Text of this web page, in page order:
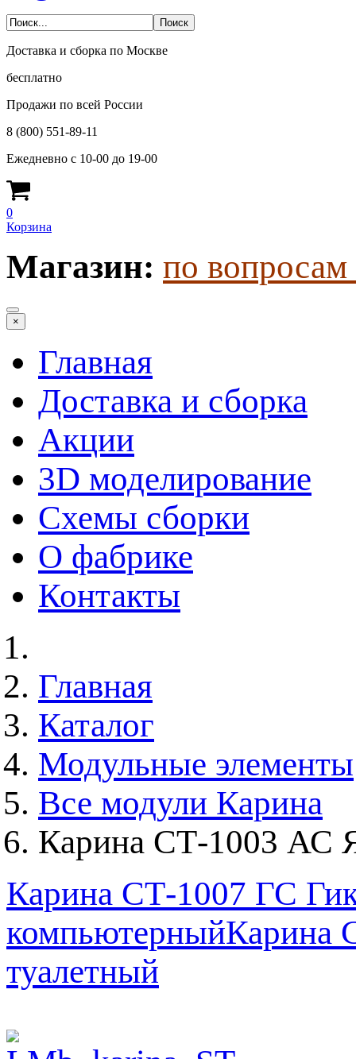
Доставка и сборка по Москве
бесплатно
Продажи по всей России
8 (800) 551-89-11
Ежедневно с 10-00 до 19-00
0
Корзина
Магазин: по
×
Главная
Доставка и сборка
Акции
3D моделирование
Схемы сборки
О фабрике
Контакты
Главная
Каталог
Модульные элементы
Все модули Карина
Карина СТ-1003 АС
Карина СТ-1007 ГС
компьютерныйКарина
туалетный